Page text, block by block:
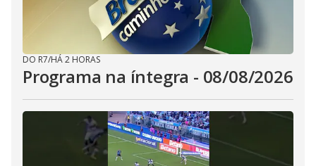
DO R7/HÁ 2 HORAS
Programa na íntegra - 08/08/2026